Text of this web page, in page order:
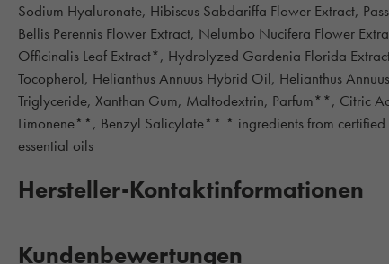
Sodium Hyaluronate, Hibiscus Sabdariffa Flower Extract,
Bellis Perennis Flower Extract, Nelumbo Nucifera Flower
Officinalis Leaf Extract*, Hydrolyzed Gardenia Florida
Tocopherol, Helianthus Annuus Hybrid Oil, Helianthus
Triglyceride, Xanthan Gum, Maltodextrin, Parfum**, Citric
Limonene**, Benzyl Salicylate** * ingredients from
essential oils
Hersteller-Kontaktinformationen
Kundenbewertungen